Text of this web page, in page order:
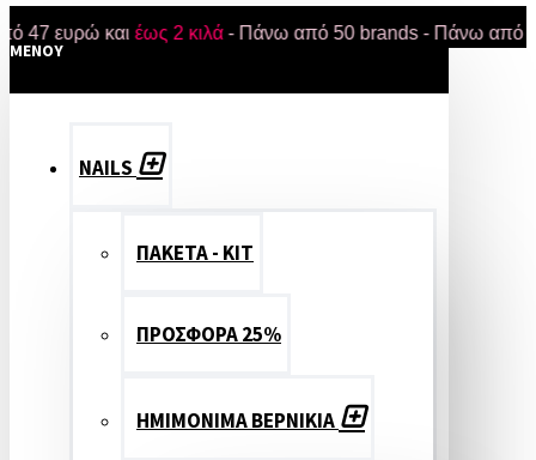
καιέως 2 κιλά- Πάνω από 50 brands - Πάνω από 18.000
MENOY
NAILS
ΠΑΚΕΤΑ - ΚΙΤ
ΠΡΟΣΦΟΡΑ 25%
ΗΜΙΜΟΝΙΜΑ ΒΕΡΝΙΚΙΑ